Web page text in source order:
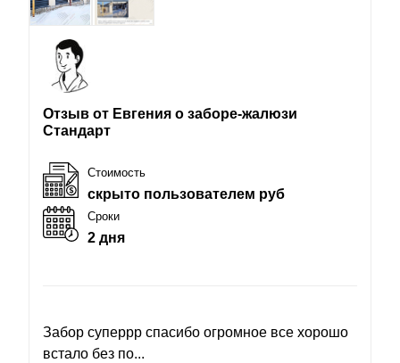
Отзыв от Евгения о заборе-жалюзи
Стандарт
Стоимость
скрыто пользователем руб
Сроки
2 дня
Забор суперрр спасибо огромное все хорошо
встало без по...